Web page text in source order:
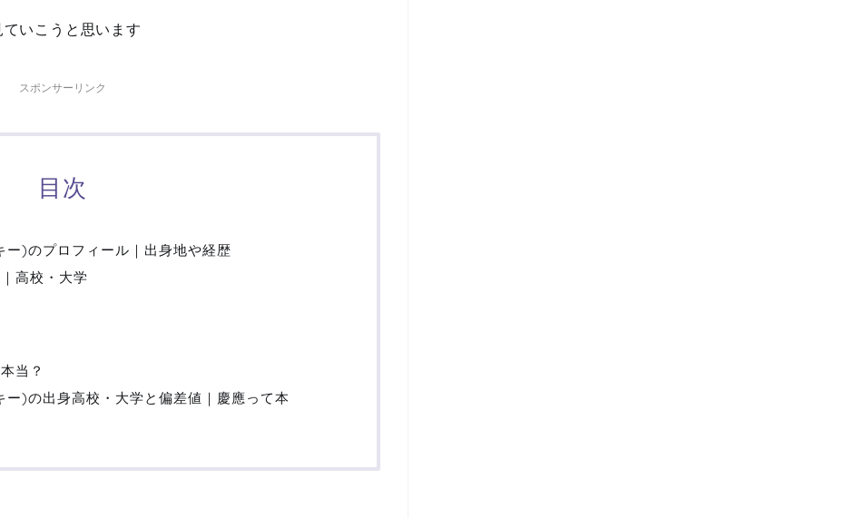
いこうと思います
スポンサーリンク
目次
)のプロフィール｜出身地や経歴
高校・大学
当？
)の出身高校・大学と偏差値｜慶應って本